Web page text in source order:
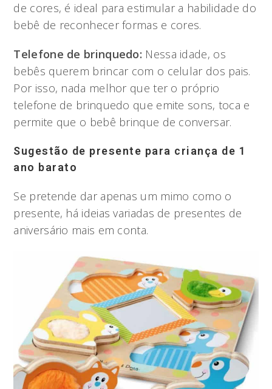
de cores, é ideal para estimular a habilidade do
bebê de reconhecer formas e cores.
Telefone de brinquedo: Nessa idade, os
bebês querem brincar com o celular dos pais.
Por isso, nada melhor que ter o próprio
telefone de brinquedo que emite sons, toca e
permite que o bebê brinque de conversar.
Sugestão de presente para criança de 1
ano barato
Se pretende dar apenas um mimo como o
presente, há ideias variadas de presentes de
aniversário mais em conta.